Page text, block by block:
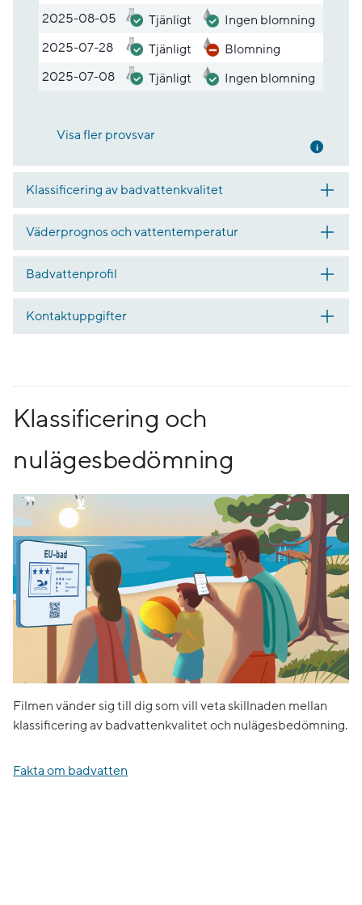
2025-08-05
Tjänligt
Ingen blomning
2025-07-28
Tjänligt
Blomning
2025-07-08
Tjänligt Ingen blomning
Visa fler provsvar Mer
Klassificering av badvattenkvalitet
Väderprognos och vattentemperatur
Badvattenprofil
Kontaktuppgifter
Klassificering och
nulägesbedömning
Filmen vänder sig till dig som vill veta skillnaden mellan
klassificering av badvattenkvalitet och nulägesbedömning.
Fakta om badvatten